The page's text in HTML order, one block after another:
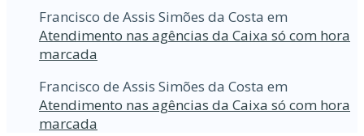
Francisco de Assis Simões da Costa em
Atendimento nas agências da Caixa só com hora
marcada
Francisco de Assis Simões da Costa em
Atendimento nas agências da Caixa só com hora
marcada